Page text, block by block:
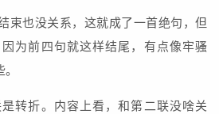
束也没关系，这就成了一首绝句，但
为前四句就这样结尾，有点像牢骚
转折。内容上看，和第二联没啥关